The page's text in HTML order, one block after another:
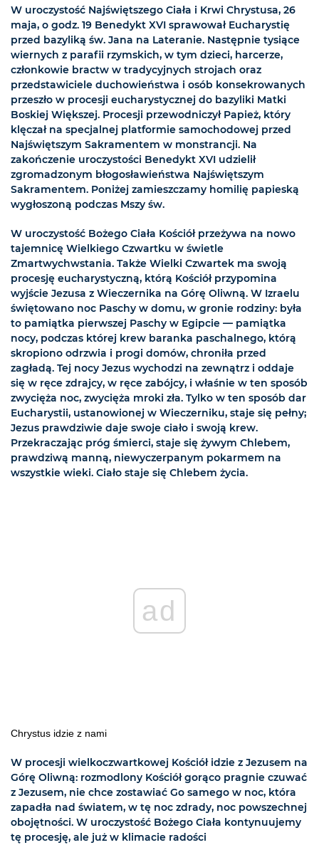
W uroczystość Najświętszego Ciała i Krwi Chrystusa, 26
maja, o godz. 19 Benedykt XVI sprawował Eucharystię
przed bazyliką św. Jana na Lateranie. Następnie tysiące
wiernych z parafii rzymskich, w tym dzieci, harcerze,
członkowie bractw w tradycyjnych strojach oraz
przedstawiciele duchowieństwa i osób konsekrowanych
przeszło w procesji eucharystycznej do bazyliki Matki
Boskiej Większej. Procesji przewodniczył Papież, który
klęczał na specjalnej platformie samochodowej przed
Najświętszym Sakramentem w monstrancji. Na
zakończenie uroczystości Benedykt XVI udzielił
zgromadzonym błogosławieństwa Najświętszym
Sakramentem. Poniżej zamieszczamy homilię papieską
wygłoszoną podczas Mszy św.
W uroczystość Bożego Ciała Kościół przeżywa na nowo
tajemnicę Wielkiego Czwartku w świetle
Zmartwychwstania. Także Wielki Czwartek ma swoją
procesję eucharystyczną, którą Kościół przypomina
wyjście Jezusa z Wieczernika na Górę Oliwną. W Izraelu
świętowano noc Paschy w domu, w gronie rodziny: była
to pamiątka pierwszej Paschy w Egipcie — pamiątka
nocy, podczas której krew baranka paschalnego, którą
skropiono odrzwia i progi domów, chroniła przed
zagładą. Tej nocy Jezus wychodzi na zewnątrz i oddaje
się w ręce zdrajcy, w ręce zabójcy, i właśnie w ten sposób
zwycięża noc, zwycięża mroki zła. Tylko w ten sposób dar
Eucharystii, ustanowionej w Wieczerniku, staje się pełny;
Jezus prawdziwie daje swoje ciało i swoją krew.
Przekraczając próg śmierci, staje się żywym Chlebem,
prawdziwą manną, niewyczerpanym pokarmem na
wszystkie wieki. Ciało staje się Chlebem życia.
ad
Chrystus idzie z nami
W procesji wielkoczwartkowej Kościół idzie z Jezusem na
Górę Oliwną: rozmodlony Kościół gorąco pragnie czuwać
z Jezusem, nie chce zostawiać Go samego w noc, która
zapadła nad światem, w tę noc zdrady, noc powszechnej
obojętności. W uroczystość Bożego Ciała kontynuujemy
tę procesję, ale już w klimacie radości